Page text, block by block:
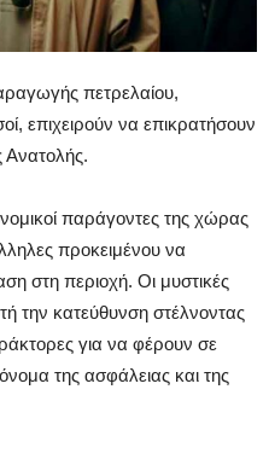
πετρελαίου,
επιχειρούν να επικρατήσουν
Ανατολής.
παράγοντες της χώρας
προκειμένου να
στη περιοχή. Οι μυστικές
την κατεύθυνση στέλνοντας
για να φέρουν σε
της ασφάλειας και της